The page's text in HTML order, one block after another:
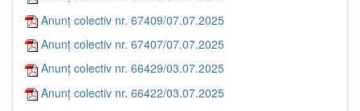
Anunț colectiv nr. 67409/07.07.2025
Anunț colectiv nr. 67407/07.07.2025
Anunț colectiv nr. 66429/03.07.2025
Anunț colectiv nr. 66422/03.07.2025